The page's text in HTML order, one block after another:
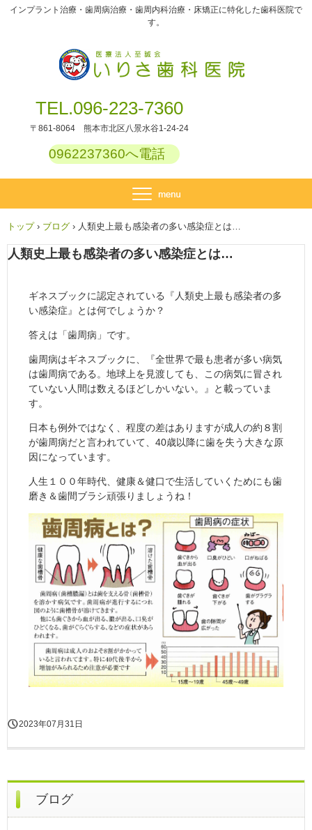
インプラント治療・歯周病治療・歯周内科治療・床矯正に特化した歯科医院で
す。
TEL.096-223-7360
〒861-8064 熊本市北区八景水谷1-24-24
0962237360へ電話
トップ › ブログ › 人類史上最も感染者の多い感染症とは…
人類史上最も感染者の多い感染症とは…
ギネスブックに認定されている『人類史上最も感染者の多
い感染症』とは何でしょうか？
答えは「歯周病」です。
歯周病はギネスブックに、『全世界で最も患者が多い病気
は歯周病である。地球上を見渡しても、この病気に冒され
ていない人間は数えるほどしかいない。』と載っていま
す。
日本も例外ではなく、程度の差はありますが成人の約８割
が歯周病だと言われていて、40歳以降に歯を失う大きな原
因になっています。
人生１００年時代、健康＆健口で生活していくためにも歯
磨き＆歯間ブラシ頑張りましょうね！
2023年07月31日
ブログ